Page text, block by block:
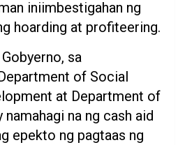
iniimbestigahan ng
hoarding at profiteering.
sa
of Social
at Department of
na ng cash aid
epekto ng pagtaas ng